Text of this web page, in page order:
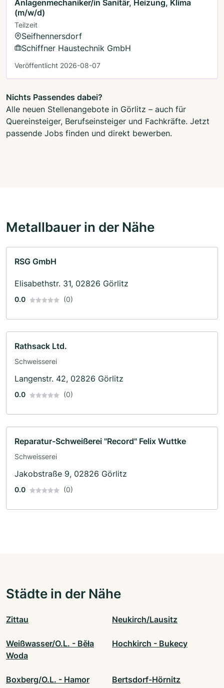
Anlagenmechaniker/in Sanitär, Heizung, Klima
(m/w/d)
Teilzeit
Seifhennersdorf
Schiffner Haustechnik GmbH
Veröffentlicht 2026-08-07
Nichts Passendes dabei?
Alle neuen Stellenangebote in Görlitz – auch für
Quereinsteiger, Berufseinsteiger und Fachkräfte. Jetzt
passende Jobs finden und direkt bewerben.
Metallbauer in der Nähe
RSG GmbH
Elisabethstr. 31, 02826 Görlitz
0.0 (0)
Rathsack Ltd.
Schweisserei
Langenstr. 42, 02826 Görlitz
0.0 (0)
Reparatur-Schweißerei "Record" Felix Wuttke
Schweisserei
Jakobstraße 9, 02826 Görlitz
0.0 (0)
Städte in der Nähe
Zittau Neukirch/Lausitz
Weißwasser/O.L. - Běła
Woda
Hochkirch - Bukecy
Boxberg/O.L. - Hamor Bertsdorf-Hörnitz